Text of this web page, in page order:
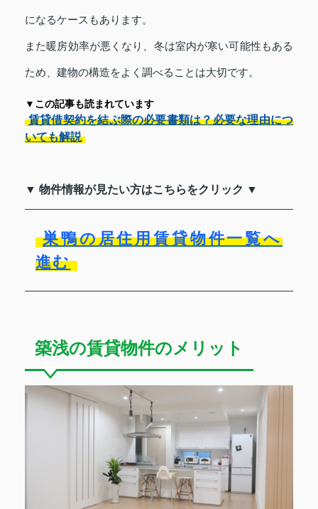
になるケースもあります。
また暖房効率が悪くなり、冬は室内が寒い可能性もある
ため、建物の構造をよく調べることは大切です。
▼この記事も読まれています
賃貸借契約を結ぶ際の必要書類は？必要な理由につ
いても解説
▼ 物件情報が見たい方はこちらをクリック ▼
巣鴨の居住用賃貸物件一覧へ
進む
築浅の賃貸物件のメリット